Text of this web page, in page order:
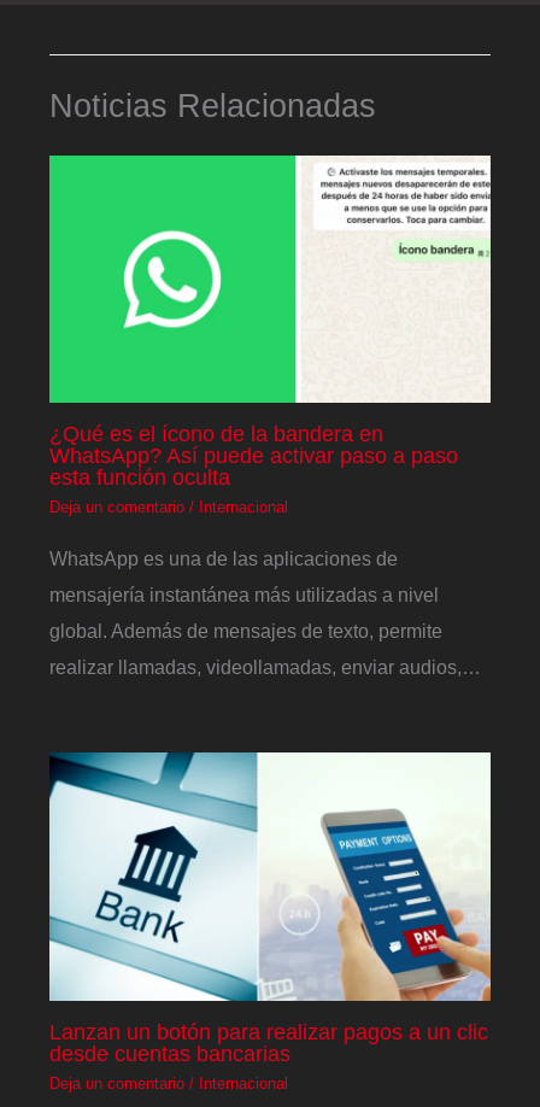
Noticias Relacionadas
¿Qué es el ícono de la bandera en
WhatsApp? Así puede activar paso a paso
esta función oculta
Deja un comentario / Internacional
WhatsApp es una de las aplicaciones de
mensajería instantánea más utilizadas a nivel
global. Además de mensajes de texto, permite
realizar llamadas, videollamadas, enviar audios,…
Lanzan un botón para realizar pagos a un clic
desde cuentas bancarias
Deja un comentario / Internacional